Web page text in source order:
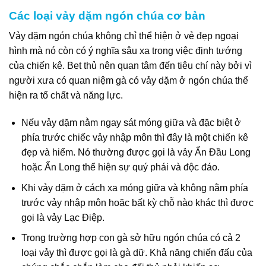
Các loại vảy dặm ngón chúa cơ bản
Vảy dặm ngón chúa không chỉ thể hiện ở vẻ đẹp ngoại
hình mà nó còn có ý nghĩa sâu xa trong việc định tướng
của chiến kê. Bet thủ nên quan tâm đến tiêu chí này bởi vì
người xưa có quan niệm gà có vảy dặm ở ngón chúa thể
hiện ra tố chất và năng lực.
Nếu vảy dặm nằm ngay sát móng giữa và đặc biệt ở
phía trước chiếc vảy nhập môn thì đây là một chiến kê
đẹp và hiểm. Nó thường được gọi là vảy Ẩn Đầu Long
hoặc Ẩn Long thể hiện sự quý phái và độc đáo.
Khi vảy dặm ở cách xa móng giữa và không nằm phía
trước vảy nhập môn hoặc bất kỳ chỗ nào khác thì được
gọi là vảy Lạc Điệp.
Trong trường hợp con gà sở hữu ngón chúa có cả 2
loại vảy thì được gọi là gà dữ. Khả năng chiến đấu của